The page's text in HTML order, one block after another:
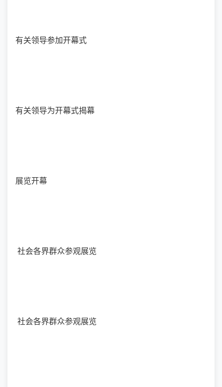
有关领导参加开幕式
有关领导为开幕式揭幕
展览开幕
社会各界群众参观展览
社会各界群众参观展览